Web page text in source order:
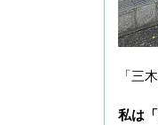
「三
私は